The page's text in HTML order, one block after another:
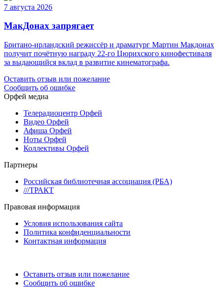
7 августа 2026
МакДонах запрягает
Британо-ирландский режиссёр и драматург Мартин Макдонах
получит почётную награду 22-го Цюрихского кинофестиваля
за выдающийся вклад в развитие кинематографа.
Оставить отзыв или пожелание
Сообщить об ошибке
Орфей медиа
Телерадиоцентр Орфей
Видео Орфей
Афиша Орфей
Ноты Орфей
Коллективы Орфей
Партнеры
Российская библиотечная ассоциация (РБА)
///ТРАКТ
Правовая информация
Условия использования сайта
Политика конфиденциальности
Контактная информация
Оставить отзыв или пожелание
Сообщить об ошибке